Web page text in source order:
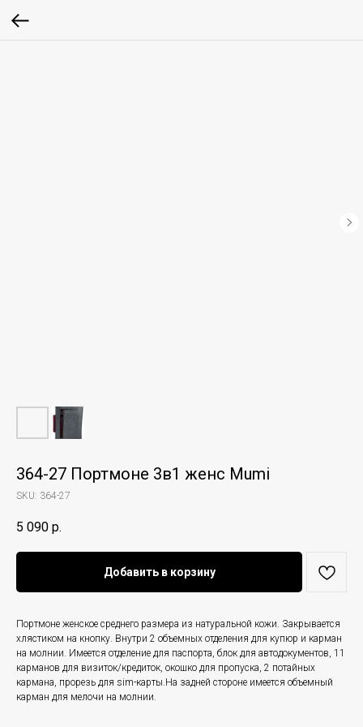
364-27 Портмоне 3в1 женс Mumi
SKU: 364-27
5 090 р.
Добавить в корзину
Портмоне женское среднего размера из натуральной кожи. Закрывается
хлястиком на кнопку. Внутри 2 объемных отделения для купюр и карман
на молнии. Имеется отделение для паспорта, блок для автодокументов, 11
карманов для визиток/кредиток, окошко для пропуска, 2 потайных
кармана, прорезь для sim-карты.На задней стороне имеется объемный
карман для мелочи на молнии.